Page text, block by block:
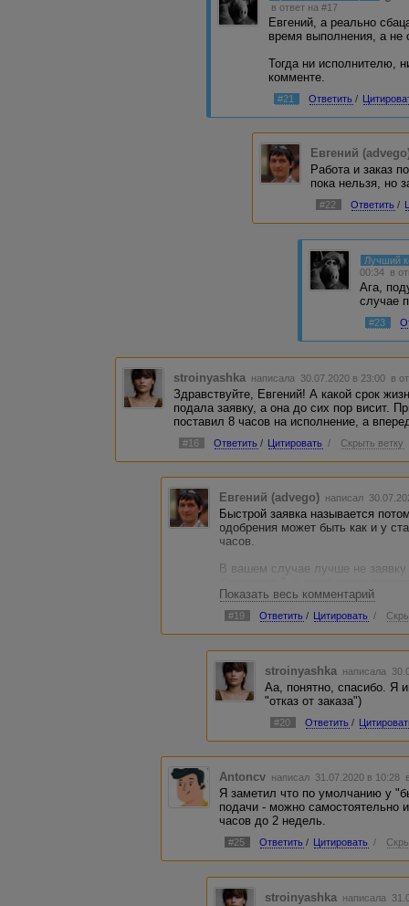
в ответ на #17
Евгений, а реально
время выполнения, а не
Тогда ни исполнителю,
комменте.
#21 Ответить /
Евгений
Работа и заказ
пока нельзя, но
#22 Ответить /
Лучший
00:34 в
Ага,
случае
#23
stroinyashka написала 30.07.2020 в 23:00 в
Здравствуйте, Евгений! А какой срок
подала заявку, а она до сих пор висит.
поставил 8 часов на исполнение, а
#16 Ответить / Цитировать / Скрыть ветку
Евгений (advego) написал
Быстрой заявка называется
одобрения может быть как и у
часов.
В вашем случае лучше не
работаю" - тожет оказаться,
заявка окажется лучшей и будет
Удалять заявку стоит только в
выполнять заказ в принципе или
ожидания.
Показать весь комментарий
#19 Ответить / Цитировать /
stroinyashka написала
Аа, понятно, спасибо. Я
"отказ от заказа")
#20 Ответить /
Antoncv написал 31.07.2020 в 10:28
Я заметил что по умолчанию у
подачи - можно самостоятельно
часов до 2 недель.
#25 Ответить / Цитировать /
stroinyashka написала